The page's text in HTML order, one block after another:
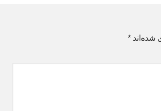
شده‌اند *